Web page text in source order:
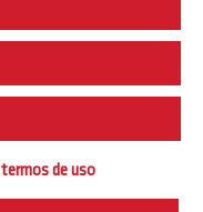
termos de uso